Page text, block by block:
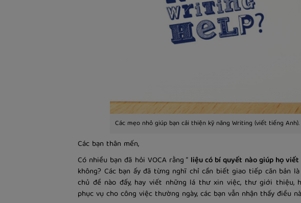
Các mẹo nhỏ giúp bạn cải thiện kỹ năng Writing (viết tiếng
Các bạn thân mến,
Có nhiều bạn đã hỏi VOCA rằng “ liệu có bí quyết nào giúp họ viết
không? Các bạn ấy đã từng nghĩ chỉ cần biết giao tiếp căn bản
chủ đề nào đấy, hay viết những lá thư xin việc, thư giới thiệu,
phục vụ cho công việc thường ngày, các bạn vẫn nhận thấy điều